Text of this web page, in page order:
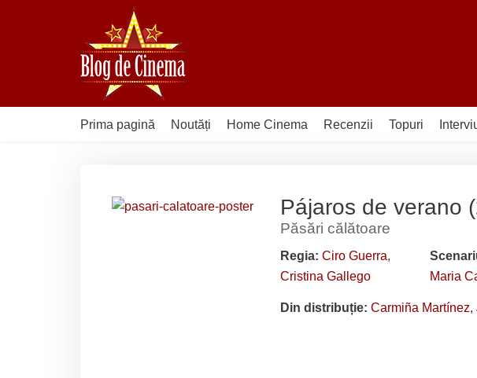
Prima pagină Noutăți Home Cinema Recenzii Topuri
Pájaros de verano
Păsări călătoare
Regia: Ciro Guerra,
Cristina Gallego
Maria
Din distribuție: Carmiña Martínez,